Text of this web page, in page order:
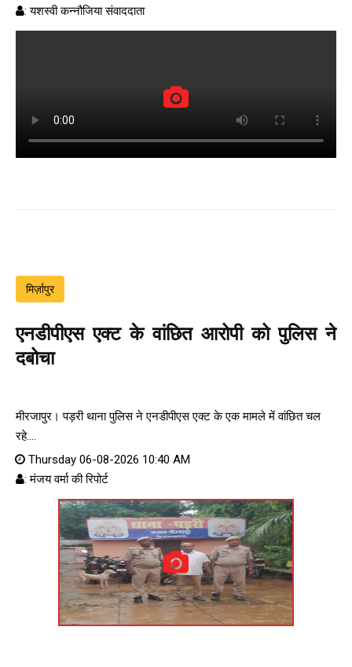
: यशस्वी कन्नौजिया संवाददाता
मिर्ज़ापुर
एनडीपीएस एक्ट के वांछित आरोपी को पुलिस ने
दबोचा
मीरजापुर। पड़री थाना पुलिस ने एनडीपीएस एक्ट के एक मामले में वांछित चल
रहे....
Thursday 06-08-2026 10:40 AM
: मंजय वर्मा की रिपोर्ट